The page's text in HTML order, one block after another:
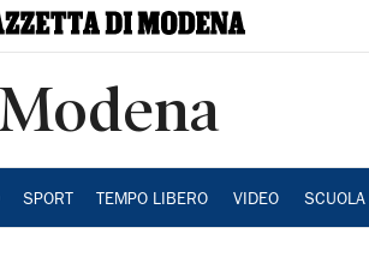
Modena
SPORT TEMPO LIBERO VIDEO